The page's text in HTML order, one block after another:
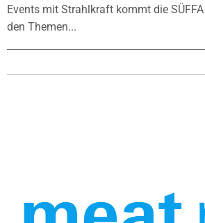
Events mit Strahlkraft kommt die
den Themen...